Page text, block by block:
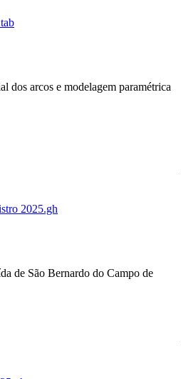
dos arcos e modelagem paramétrica
2025.gh
de São Bernardo do Campo de